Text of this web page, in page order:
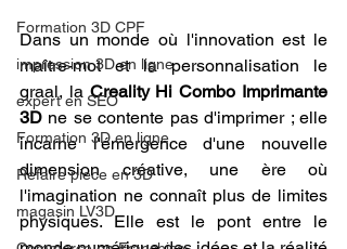
Formation 3D CPF
impression 3D en ligne
expert en SEO
Formation 3D en ligne.
Refaire piece en 3D
magasin LV3D
Dans un monde où l'innovation est le
maître-mot et la personnalisation le
graal, la Creality Hi Combo Imprimante
3D ne se contente pas d'imprimer ; elle
incarne l'émergence d'une nouvelle
dimension créative, une ère où
l'imagination ne connaît plus de limites
physiques. Elle est le pont entre le